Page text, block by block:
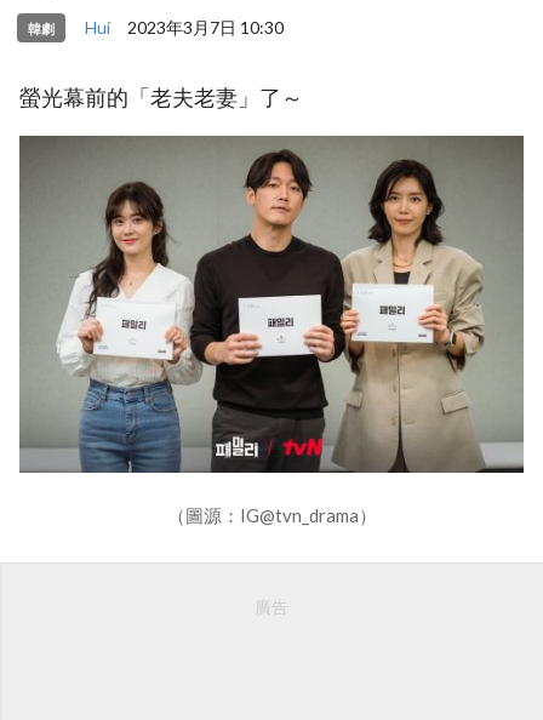
韓劇 Hui 2023年3月7日 10:30
螢光幕前的「老夫老妻」了～
（圖源：IG@tvn_drama）
廣告